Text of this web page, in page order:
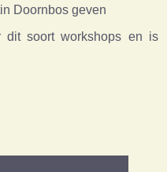
Doornbos geven
soort workshops en is